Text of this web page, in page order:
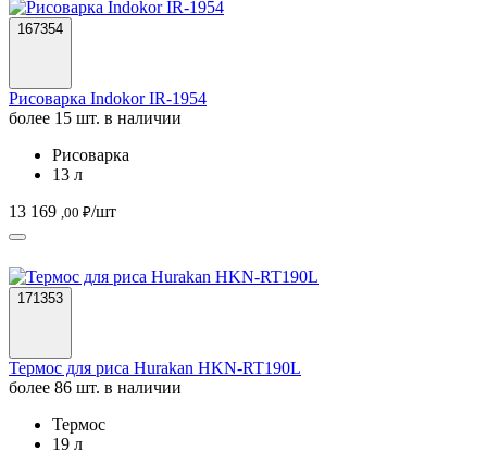
167354
Рисоварка Indokor IR-1954
более 15 шт. в наличии
Рисоварка
13 л
13 169 ,00 ₽/шт
171353
Термос для риса Hurakan HKN-RT190L
более 86 шт. в наличии
Термос
19 л